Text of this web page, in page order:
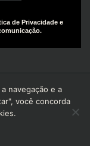
de Privacidade e
Agency |
navegação e a
você concorda